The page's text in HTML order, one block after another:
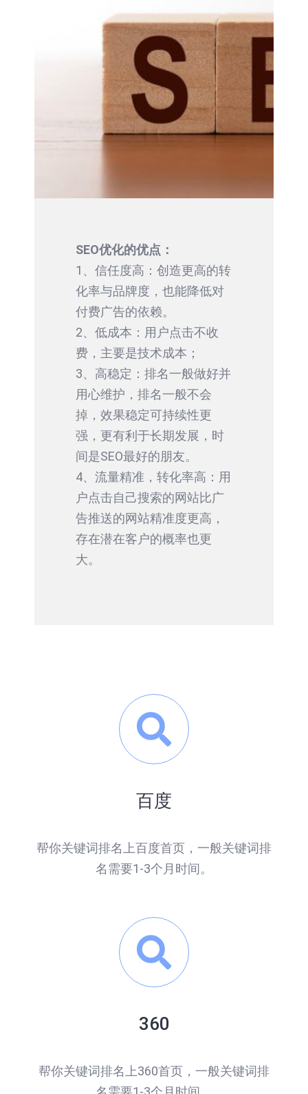
SEO优化的优点：
1、信任度高：创造更高的转
化率与品牌度，也能降低对
付费广告的依赖。
2、低成本：用户点击不收
费，主要是技术成本；
3、高稳定：排名一般做好并
用心维护，排名一般不会
掉，效果稳定可持续性更
强，更有利于长期发展，时
间是SEO最好的朋友。
4、流量精准，转化率高：用
户点击自己搜索的网站比广
告推送的网站精准度更高，
存在潜在客户的概率也更
大。
百度
帮你关键词排名上百度首页，一般关键词排
名需要1-3个月时间。
360
帮你关键词排名上360首页，一般关键词排